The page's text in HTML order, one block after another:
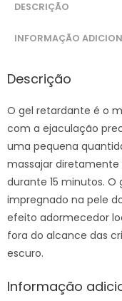
DESCRIÇÃO
INFORMAÇÃO
Descrição
O gel retardante é o
com a ejaculação
uma pequena
massajar diretamente
durante 15 minutos.
impregnado na pele
efeito adormecedor
fora do alcance das
escuro.
Informação